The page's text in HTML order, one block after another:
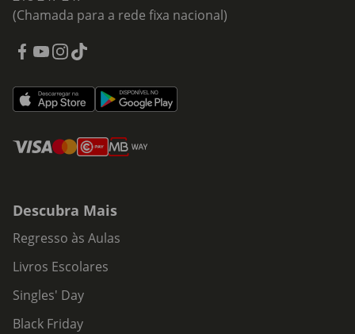
(Chamada para a rede fixa nacional)
Descubra Mais
Regresso às Aulas
Livros Escolares
Singles' Day
Black Friday